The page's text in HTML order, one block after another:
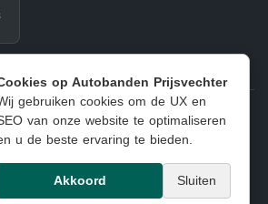
op Autobanden Prijsvechter
gebruiken cookies om de UX en
van onze website te optimaliseren
u de beste ervaring te bieden.
Akkoord Sluiten
Prijsvechter. Privacy | Voorwaarden
van EJ Banden Oosterhout